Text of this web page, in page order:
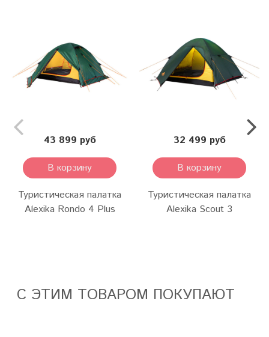
43 899 руб
В корзину
Туристическая палатка
Alexika Rondo 4 Plus
32 499 руб
В корзину
Туристическая палатка
Alexika Scout 3
С ЭТИМ ТОВАРОМ ПОКУПАЮТ